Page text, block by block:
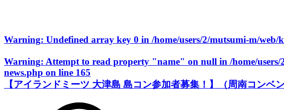
Warning: Undefined array key 0 in /home/users/2/mutsumi-m/
Warning: Attempt to read property "name" on null in /home/
news.php on line 165
【アイランドミーツ 大津島 島コン参加者募集！】（周南コンベ